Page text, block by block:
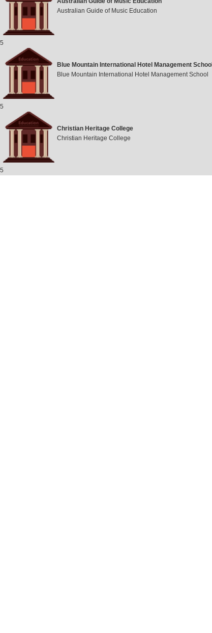
Australian Guide of Music Education
5
Blue Mountain International Hotel Management School
Blue Mountain International Hotel Management School
5
Christian Heritage College
Christian Heritage College
5